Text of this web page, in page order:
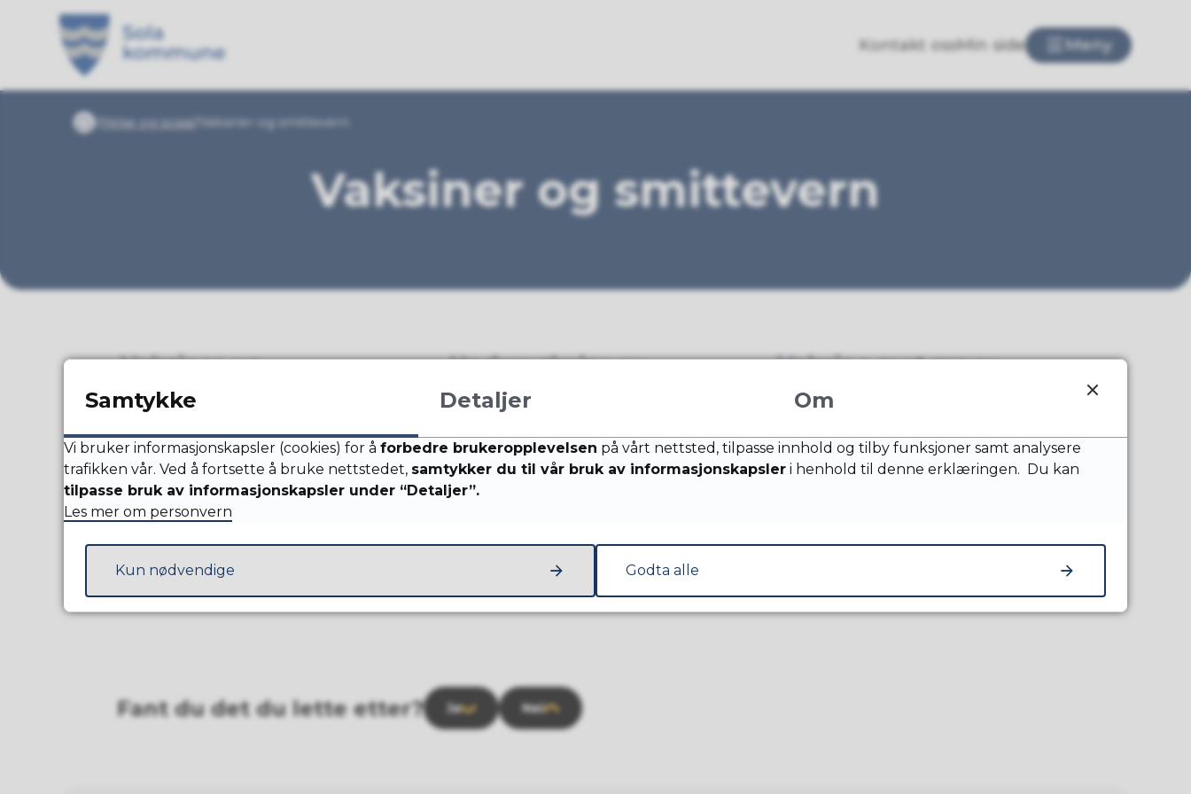
Sola kommune
Kontakt ossMin side Meny
Du er her:
Forside
Helse og sosial Vaksiner og smittevern
Vaksiner og smittevern
Vaksiner og
oppfriskningsdoser
Undersøkelse av
tuberkulose
Vaksine mot mpox
(apekopper)
Fant du det du lette etter? Ja Nei
Samtykke Detaljer Om
Vi bruker informasjonskapsler (cookies) for å forbedre brukeropplevelsen på vårt nettsted, tilpasse innhold og tilby funksjoner samt analysere
trafikken vår. Ved å fortsette å bruke nettstedet, samtykker du til vår bruk av informasjonskapsler i henhold til denne erklæringen. Du kan
tilpasse bruk av informasjonskapsler under “Detaljer”.
Les mer om personvern
Kun nødvendige Godta alle